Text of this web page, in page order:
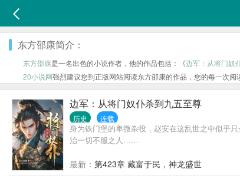
东方邵康简介：
东方邵康是一名出色的小说作者，他的作品包括：《边军：从将门奴
20小说网强烈建议您到正版网站阅读东方邵康的作品，您的每一次阅
边军：从将门奴仆杀到九五至尊
历史 连载
身为铁门堡的卑微杂役，赵安在这乱世之中似乎
治一切不服之人……
最新： 第423章 藏富于民，神龙盛世